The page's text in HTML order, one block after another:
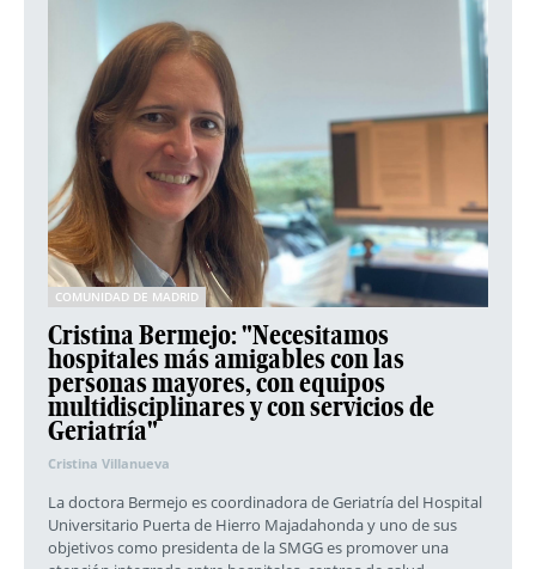
COMUNIDAD DE MADRID
Cristina Bermejo: "Necesitamos
hospitales más amigables con las
personas mayores, con equipos
multidisciplinares y con servicios de
Geriatría"
Cristina Villanueva
La doctora Bermejo es coordinadora de Geriatría del Hospital
Universitario Puerta de Hierro Majadahonda y uno de sus
objetivos como presidenta de la SMGG es promover una